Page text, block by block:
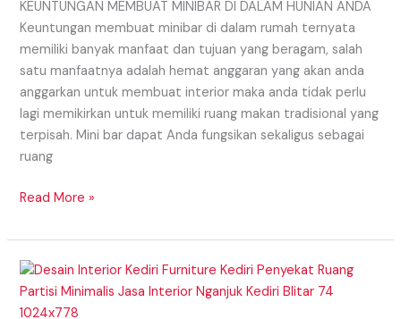
KEUNTUNGAN MEMBUAT MINIBAR DI DALAM HUNIAN ANDA
Keuntungan membuat minibar di dalam rumah ternyata
memiliki banyak manfaat dan tujuan yang beragam, salah
satu manfaatnya adalah hemat anggaran yang akan anda
anggarkan untuk membuat interior maka anda tidak perlu
lagi memikirkan untuk memiliki ruang makan tradisional yang
terpisah. Mini bar dapat Anda fungsikan sekaligus sebagai
ruang
Read More »
INSPIRASI
DAPUR
KEKINIAN